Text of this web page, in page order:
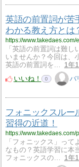
英語の前置詞が苦
わかる教え方とは
https://
「英語の前置詞は難
いませんか？今回は、
英語の前置詞を…
1年
いいね！
0 バ
フォニックスルー
習得の近道！
https://
「フォニックス」って
なもの？英語学習に本
フォニックスの…
1年